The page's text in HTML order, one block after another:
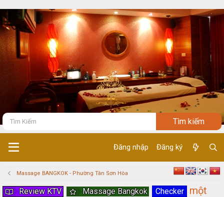
Đăng nhập Đăng ký
Massage BANGKOK - Phường Tân Sơn Hòa
Review KTV Massage Bangkok Checker
một